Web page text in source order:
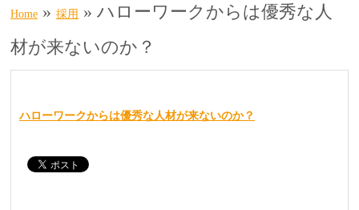
Home » 採用 » ハローワークからは優秀な人
材が来ないのか？
ハローワークからは優秀な人材が来ないのか？